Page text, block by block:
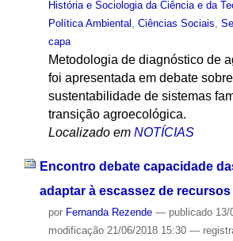
História e Sociologia da Ciência e da
Política Ambiental , Ciências Sociais,
capa
Metodologia de diagnóstico de
foi apresentada em debate
sustentabilidade de sistemas
transição agroecológica.
Localizado em NOTÍCIAS
Encontro debate capacidade
adaptar à escassez de recursos
por Fernanda Rezende — publicado13/
modificação21/06/2018 15:30 —